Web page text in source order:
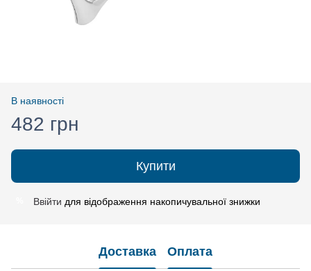
В наявності
482 грн
Купити
Ввійти для відображення накопичувальної знижки
Доставка Оплата